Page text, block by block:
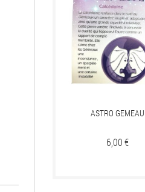
ASTRO GEMEAU
Prix
6,00 €